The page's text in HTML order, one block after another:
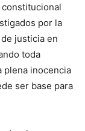
constitucional
por la
justicia en
toda
plena inocencia
ser base para